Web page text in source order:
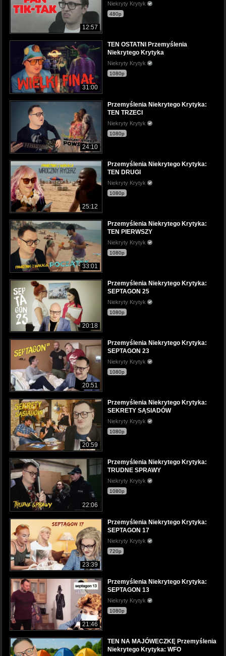
12:57
Niekryty Krytyk
480p
31:00
TEN OSTATNI Przemyślenia
Niekrytego Krytyka
Niekryty Krytyk
1080p
24:10
Przemyślenia Niekrytego Krytyka:
TEN TRZECI
Niekryty Krytyk
1080p
25:12
Przemyślenia Niekrytego Krytyka:
TEN DRUGI
Niekryty Krytyk
1080p
33:01
Przemyślenia Niekrytego Krytyka:
TEN PIERWSZY
Niekryty Krytyk
1080p
20:18
Przemyślenia Niekrytego Krytyka:
SEPTAGON 25
Niekryty Krytyk
1080p
20:51
Przemyślenia Niekrytego Krytyka:
SEPTAGON 23
Niekryty Krytyk
1080p
20:59
Przemyślenia Niekrytego Krytyka:
SEKRETY SĄSIADÓW
Niekryty Krytyk
1080p
22:06
Przemyślenia Niekrytego Krytyka:
TRUDNE SPRAWY
Niekryty Krytyk
1080p
23:39
Przemyślenia Niekrytego Krytyka:
SEPTAGON 17
Niekryty Krytyk
720p
21:46
Przemyślenia Niekrytego Krytyka:
SEPTAGON 13
Niekryty Krytyk
1080p
TEN NA MAJÓWECZKĘ Przemyślenia
Niekrytego Krytyka: WFO